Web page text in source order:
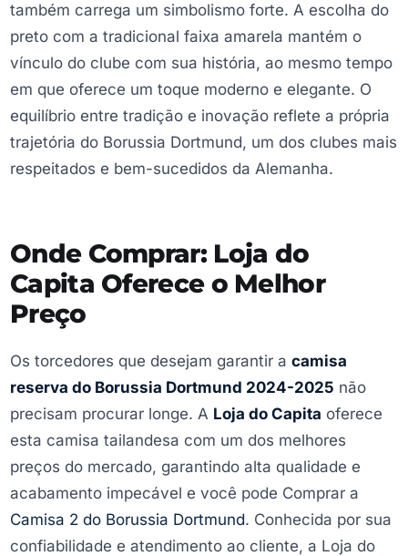
também carrega um simbolismo forte. A escolha do
preto com a tradicional faixa amarela mantém o
vínculo do clube com sua história, ao mesmo tempo
em que oferece um toque moderno e elegante. O
equilíbrio entre tradição e inovação reflete a própria
trajetória do Borussia Dortmund, um dos clubes mais
respeitados e bem-sucedidos da Alemanha.
Onde Comprar: Loja do
Capita Oferece o Melhor
Preço
Os torcedores que desejam garantir a camisa
reserva do Borussia Dortmund 2024-2025 não
precisam procurar longe. A Loja do Capita oferece
esta camisa tailandesa com um dos melhores
preços do mercado, garantindo alta qualidade e
acabamento impecável e você pode Comprar a
Camisa 2 do Borussia Dortmund. Conhecida por sua
confiabilidade e atendimento ao cliente, a Loja do